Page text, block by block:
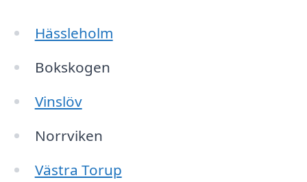
Hässleholm
Bokskogen
Vinslöv
Norrviken
Västra Torup